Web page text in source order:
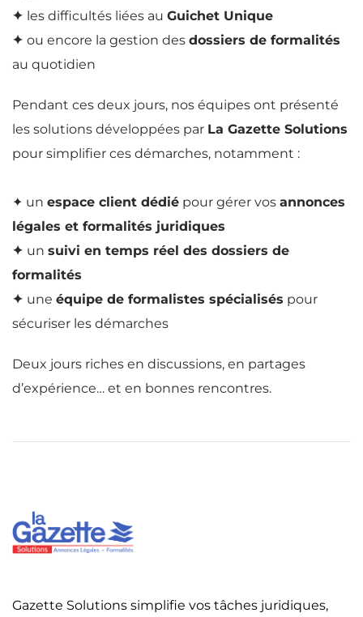
✦ les difficultés liées au Guichet Unique
✦ ou encore la gestion des dossiers de formalités
au quotidien
Pendant ces deux jours, nos équipes ont présenté
les solutions développées par La Gazette Solutions
pour simplifier ces démarches, notamment :
✦ un espace client dédié pour gérer vos annonces
légales et formalités juridiques
✦ un suivi en temps réel des dossiers de
formalités
✦ une équipe de formalistes spécialisés pour
sécuriser les démarches
Deux jours riches en discussions, en partages
d’expérience… et en bonnes rencontres.
Gazette Solutions simplifie vos tâches juridiques,